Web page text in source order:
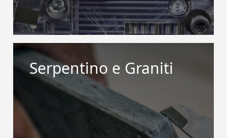
Serpentino e Graniti